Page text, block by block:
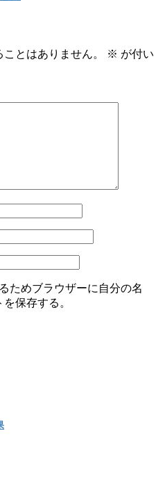
とはありません。 ※ が付い
ためブラウザーに自分の名
保存する。